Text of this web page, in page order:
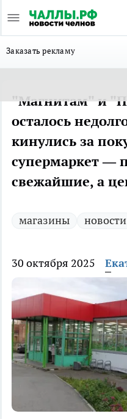
Заказать рекламу
"Магнитам" и
осталось
кинулись за
супермаркет —
свежайшие, а
магазины новости
30 октября 2025